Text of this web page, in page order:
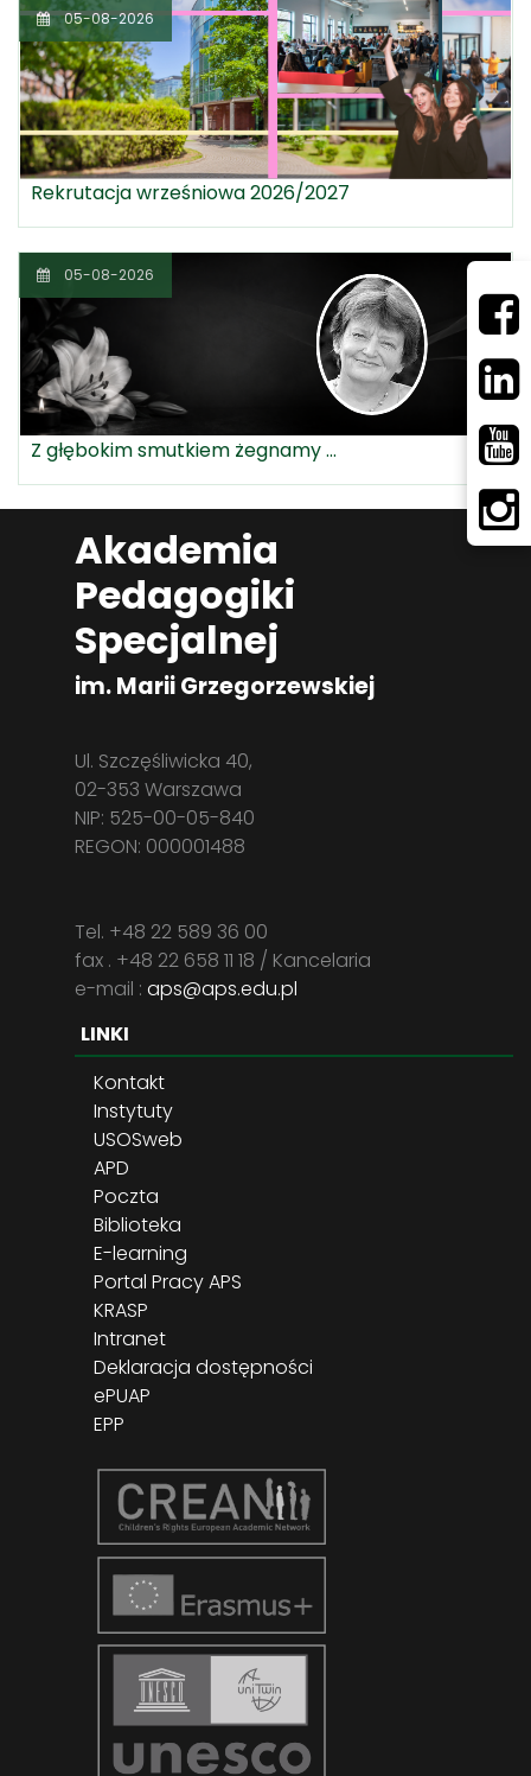
05-08-2026
Rekrutacja wrześniowa 2026/2027
05-08-2026
Z głębokim smutkiem żegnamy ...
Akademia
Pedagogiki
Specjalnej
im. Marii Grzegorzewskiej
Ul. Szczęśliwicka 40,
02-353 Warszawa
NIP: 525-00-05-840
REGON: 000001488
Tel. +48 22 589 36 00
fax . +48 22 658 11 18 / Kancelaria
e-mail : aps@aps.edu.pl
LINKI
Kontakt
Instytuty
USOSweb
APD
Poczta
Biblioteka
E-learning
Portal Pracy APS
KRASP
Intranet
Deklaracja dostępności
ePUAP
EPP